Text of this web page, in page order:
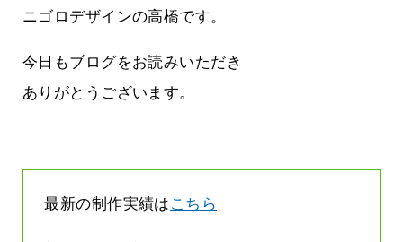
ニゴロデザインの高橋です。
今日もブログをお読みいただき
ありがとうございます。
最新の制作実績は こちら
まって
って行くときって8～9割方雨なんです
よね